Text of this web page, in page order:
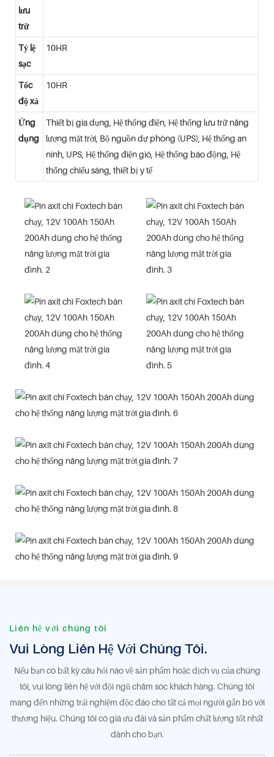
lưu
trữ
Tỷ lệ
sạc
10HR
Tốc
độ xả
10HR
Ứng
dụng
Thiết bị gia dụng, Hệ thống điện, Hệ thống lưu trữ năng
lượng mặt trời, Bộ nguồn dự phòng (UPS), Hệ thống an
ninh, UPS, Hệ thống điện gió, Hệ thống báo động, Hệ
thống chiếu sáng, thiết bị y tế
Liên hệ với chúng tôi
Vui Lòng Liên Hệ Với Chúng Tôi.
Nếu bạn có bất kỳ câu hỏi nào về sản phẩm hoặc dịch vụ của chúng
tôi, vui lòng liên hệ với đội ngũ chăm sóc khách hàng. Chúng tôi
mang đến những trải nghiệm độc đáo cho tất cả mọi người gắn bó với
thương hiệu. Chúng tôi có giá ưu đãi và sản phẩm chất lượng tốt nhất
dành cho bạn.